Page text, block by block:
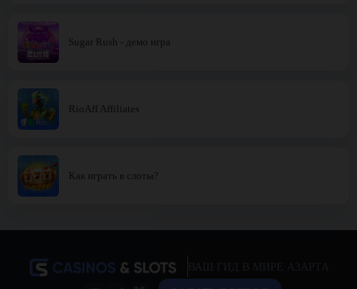
Sugar Rush - демо игра
RioAff Affiliates
Как играть в слоты?